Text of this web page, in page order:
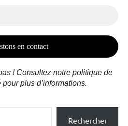
! Consultez notre politique de
plus d’informations.
Rechercher